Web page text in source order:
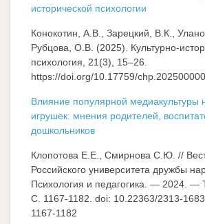
исторической психологии
Конокотин, А.В., Зарецкий, В.К.,
Рубцова, О.В. (2025). Культурно-
психология, 21(3), 15–26.
https://doi.org/10.17759/
Влияние популярной медиакультуры
игрушек: мнения родителей,
дошкольников
Клопотова Е.Е., Смирнова С.Ю. //
Российского университета дружбы
Психология и педагогика. — 2024.
C. 1167-1182. doi: 10.22363/2313-
1167-1182